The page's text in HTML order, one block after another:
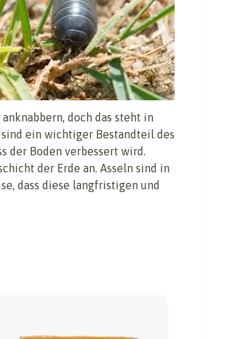
doch das steht in
ein wichtiger Bestandteil des
der Boden verbessert wird.
der Erde an. Asseln sind in
dass diese langfristigen und